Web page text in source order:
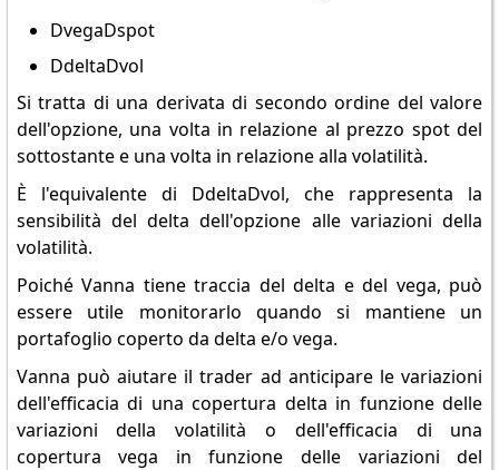
DvegaDspot
DdeltaDvol
Si tratta di una derivata di secondo ordine del valore
dell'opzione, una volta in relazione al prezzo spot del
sottostante e una volta in relazione alla volatilità.
È l'equivalente di DdeltaDvol, che rappresenta la
sensibilità del delta dell'opzione alle variazioni della
volatilità.
Poiché Vanna tiene traccia del delta e del vega, può
essere utile monitorarlo quando si mantiene un
portafoglio coperto da delta e/o vega.
Vanna può aiutare il trader ad anticipare le variazioni
dell'efficacia di una copertura delta in funzione delle
variazioni della volatilità o dell'efficacia di una
copertura vega in funzione delle variazioni del